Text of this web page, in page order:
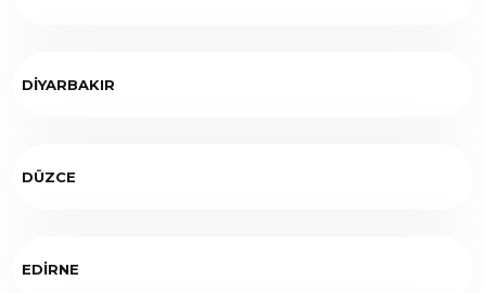
DİYARBAKIR
DÜZCE
EDİRNE